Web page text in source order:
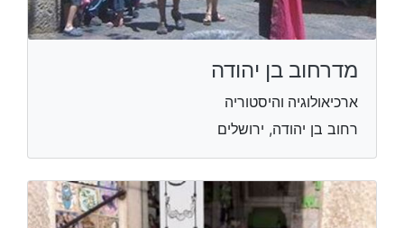
מדרחוב בן יהודה
ארכיאולוגיה והיסטוריה
רחוב בן יהודה, ירושלים